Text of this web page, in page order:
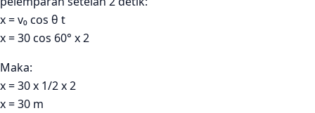
x = v₀ cos θ t
x = 30 cos 60° x 2
Maka:
x = 30 x 1/2 x 2
x = 30 m